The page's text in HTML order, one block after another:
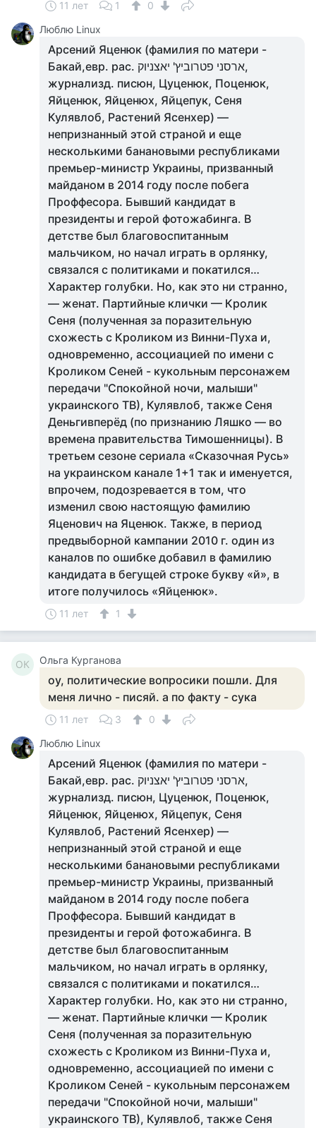
11 лет 1
0
Люблю Linux
Арсений Яценюк (фамилия по матери -
Бакай,евр. рас. ארסני פטרוביץ' יאצניוק,
журнализд. писюн, Цуценюк, Поценюк,
Яйценюк, Яйценюх, Яйцепук, Сеня
Кулявлоб, Растений Ясенхер) —
непризнанный этой страной и еще
несколькими банановыми республиками
премьер-министр Украины, призванный
майданом в 2014 году после побега
Проффесора. Бывший кандидат в
президенты и герой фотожабинга. В
детстве был благовоспитанным
мальчиком, но начал играть в орлянку,
связался с политиками и покатился…
Характер голубки. Но, как это ни странно,
— женат. Партийные клички — Кролик
Сеня (полученная за поразительную
схожесть с Кроликом из Винни-Пуха и,
одновременно, ассоциацией по имени с
Кроликом Сеней - кукольным персонажем
передачи "Спокойной ночи, малыши"
украинского ТВ), Кулявлоб, также Сеня
Деньгивперёд (по признанию Ляшко — во
времена правительства Тимошенницы). В
третьем сезоне сериала «Сказочная Русь»
на украинском канале 1+1 так и именуется,
впрочем, подозревается в том, что
изменил свою настоящую фамилию
Яценович на Яценюк. Также, в период
предвыборной кампании 2010 г. один из
каналов по ошибке добавил в фамилию
кандидата в бегущей строке букву «й», в
итоге получилось «Яйценюк».
11 лет 1
ОК Ольга Курганова
оу, политические вопросики пошли. Для
меня лично - писяй. а по факту - сука
11 лет 3
0
Люблю Linux
Арсений Яценюк (фамилия по матери -
Бакай,евр. рас. ארסני פטרוביץ' יאצניוק,
журнализд. писюн, Цуценюк, Поценюк,
Яйценюк, Яйценюх, Яйцепук, Сеня
Кулявлоб, Растений Ясенхер) —
непризнанный этой страной и еще
несколькими банановыми республиками
премьер-министр Украины, призванный
майданом в 2014 году после побега
Проффесора. Бывший кандидат в
президенты и герой фотожабинга. В
детстве был благовоспитанным
мальчиком, но начал играть в орлянку,
связался с политиками и покатился…
Характер голубки. Но, как это ни странно,
— женат. Партийные клички — Кролик
Сеня (полученная за поразительную
схожесть с Кроликом из Винни-Пуха и,
одновременно, ассоциацией по имени с
Кроликом Сеней - кукольным персонажем
передачи "Спокойной ночи, малыши"
украинского ТВ), Кулявлоб, также Сеня